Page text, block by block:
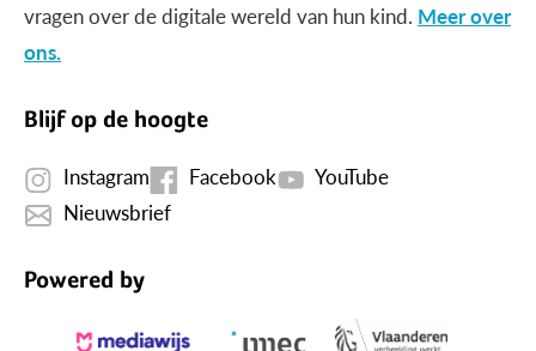
vragen over de digitale wereld van hun kind. Meer over
ons.
Blijf op de hoogte
Instagram Facebook
YouTube
Nieuwsbrief
Powered by